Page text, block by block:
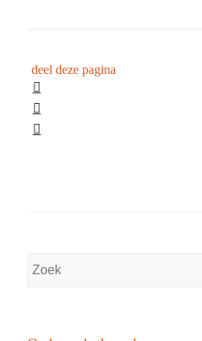
deel deze pagina